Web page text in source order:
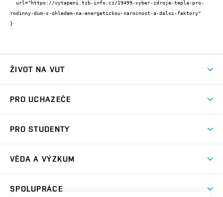
rodinny-dum-s-ohledem-na-energetickou-narocnost-a-dalsi-faktory"
}
ŽIVOT NA VUT
Koleje
Sport na VUT
PRO UCHAZEČE
Dny otevřených dveří
Celoživotní vzdělávání
PRO STUDENTY
Harmonogram akademického roku
Zpracování osobních údajů studentů
Sociální bezpečí
VĚDA A VÝZKUM
SPOLUPRÁCE